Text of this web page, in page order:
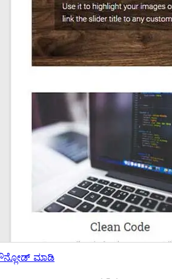
ಮಾಡಿ